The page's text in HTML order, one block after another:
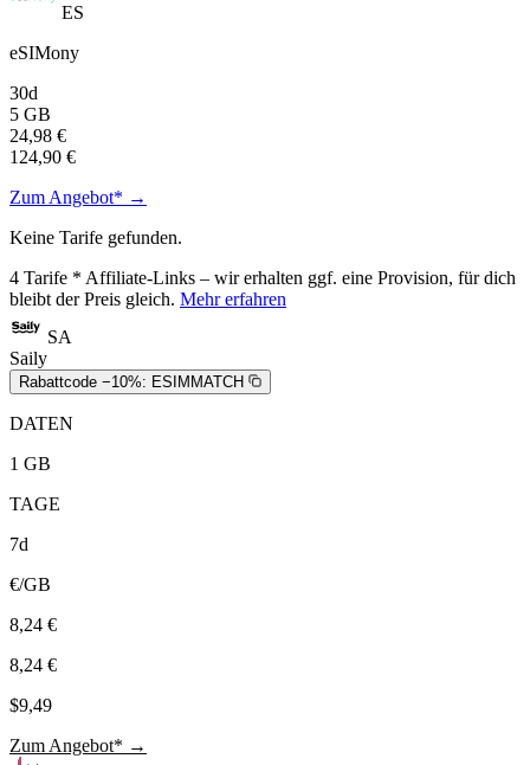
ES
eSIMony
30d
5 GB
24,98 €
124,90 €
Zum Angebot* →
Keine Tarife gefunden.
4 Tarife * Affiliate-Links – wir erhalten ggf. eine Provision, für dich
bleibt der Preis gleich. Mehr erfahren
SA
Saily
Rabattcode −10%: ESIMMATCH
DATEN
1 GB
TAGE
7d
€/GB
8,24 €
8,24 €
$9,49
Zum Angebot* →